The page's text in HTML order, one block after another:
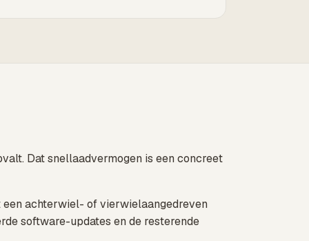
Dat snellaadvermogen is een concreet
achterwiel- of vierwielaangedreven
software-updates en de resterende